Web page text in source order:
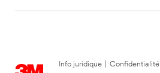
Info juridique Confidentialité